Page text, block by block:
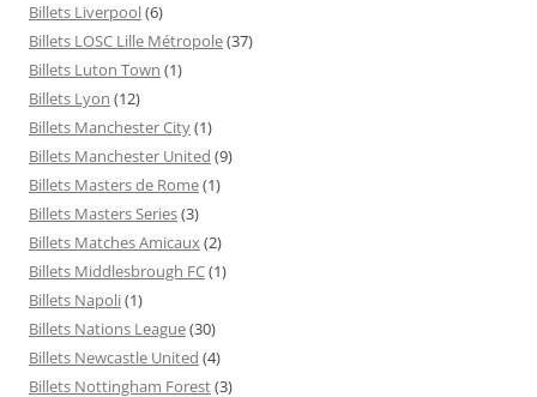
Billets Liverpool(6)
Billets LOSC Lille Métropole(37)
Billets Luton Town (1)
Billets Lyon (12)
Billets Manchester City(1)
Billets Manchester United (9)
Billets Masters de Rome(1)
Billets Masters Series(3)
Billets Matches Amicaux(2)
Billets Middlesbrough FC(1)
Billets Napoli(1)
Billets Nations League(30)
Billets Newcastle United (4)
Billets Nottingham Forest(3)